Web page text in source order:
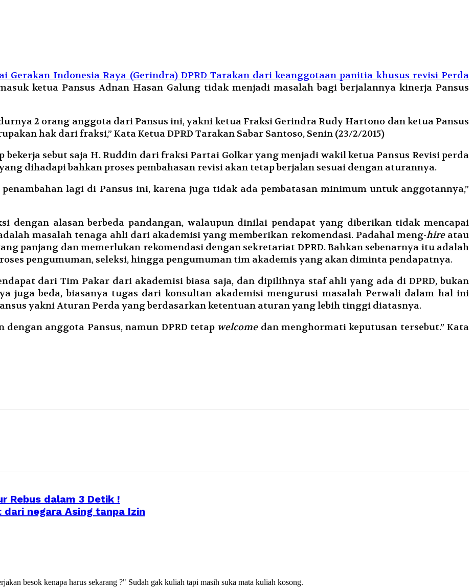
Gerakan Indonesia Raya (Gerindra) DPRD Tarakan dari keanggotaan panitia khusus revisi Perda
ketua Pansus Adnan Hasan Galung tidak menjadi masalah bagi berjalannya kinerja Pansus
2 orang anggota dari Pansus ini, yakni ketua Fraksi Gerindra Rudy Hartono dan ketua Pansus
hak dari fraksi,” Kata Ketua DPRD Tarakan Sabar Santoso, Senin (23/2/2015)
sebut saja H. Ruddin dari fraksi Partai Golkar yang menjadi wakil ketua Pansus Revisi perda
dihadapi bahkan proses pembahasan revisi akan tetap berjalan sesuai dengan aturannya.
lagi di Pansus ini, karena juga tidak ada pembatasan minimum untuk anggotannya,”
dengan alasan berbeda pandangan, walaupun dinilai pendapat yang diberikan tidak mencapai
masalah tenaga ahli dari akademisi yang memberikan rekomendasi. Padahal meng-hireatau
panjang dan memerlukan rekomendasi dengan sekretariat DPRD. Bahkan sebenarnya itu adalah
pengumuman, seleksi, hingga pengumuman tim akademis yang akan diminta pendapatnya.
dari Tim Pakar dari akademisi biasa saja, dan dipilihnya staf ahli yang ada di DPRD, bukan
juga beda, biasanya tugas dari konsultan akademisi mengurusi masalah Perwali dalam hal ini
yakni Aturan Perda yang berdasarkan ketentuan aturan yang lebih tinggi diatasnya.
anggota Pansus, namun DPRD tetap welcomedan menghormati keputusan tersebut.” Kata
Rebus dalam 3 Detik !
negara Asing tanpa Izin
besok kenapa harus sekarang ?" Sudah gak kuliah tapi masih suka mata kuliah kosong.